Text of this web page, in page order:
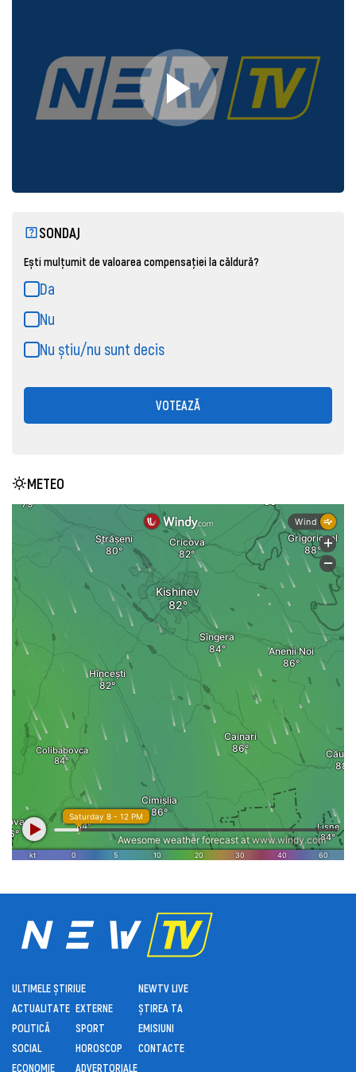
SONDAJ
Ești mulțumit de valoarea compensației la căldură?
Da
Nu
Nu știu/nu sunt decis
VOTEAZĂ
METEO
ULTIMELE ȘTIRI
ACTUALITATE
POLITICĂ
SOCIAL
ECONOMIE
UE
EXTERNE
SPORT
HOROSCOP
ADVERTORIALE
NEWTV LIVE
ȘTIREA TA
EMISIUNI
CONTACTE